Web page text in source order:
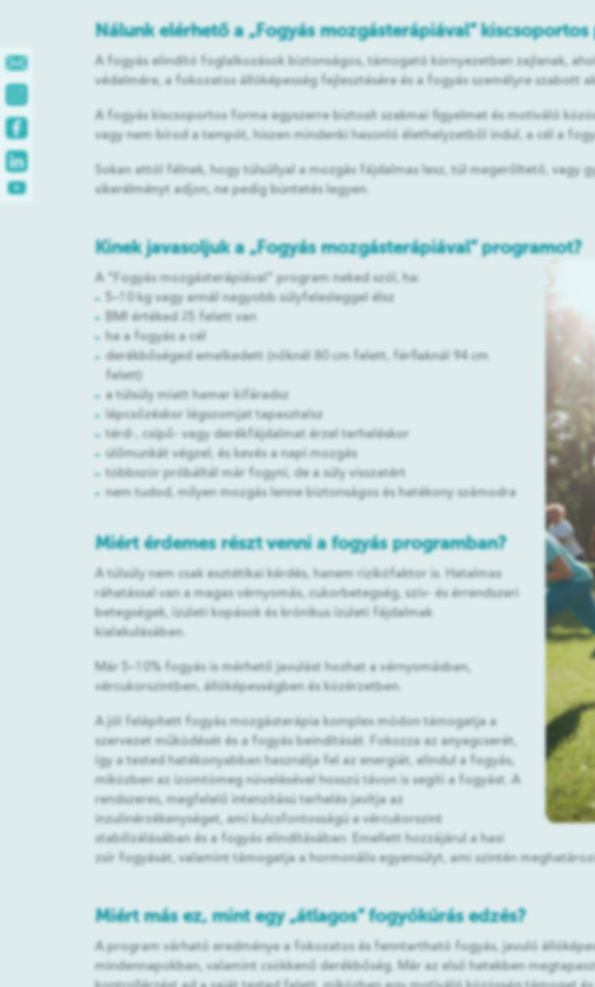
Nálunk elérhető a „Fogyás mozgásterápiával”
A fogyás elindító foglalkozások biztonságos, támogató környezetben zajlanak,
védelmére, a fokozatos állóképesség fejlesztésére és a fogyás személyre szabott
A fogyás kiscsoportos forma egyszerre biztosít szakmai figyelmet és motiváló
vagy nem bírod a tempót, hiszen mindenki hasonló élethelyzetből indul, a cél a
Sokan attól félnek, hogy túlsúllyal a mozgás fájdalmas lesz, túl megerőltető, vagy
sikerélményt adjon, ne pedig büntetés legyen.
Kinek javasoljuk a „Fogyás mozgásterápiával” programot?
A "Fogyás mozgásterápiával" program neked szól, ha:
5–10 kg vagy annál nagyobb súlyfelesleggel élsz
BMI értéked 25 felett van
ha a fogyás a cél
derékbőséged emelkedett (nőknél 80 cm felett, férfiaknál 94 cm
felett)
a túlsúly miatt hamar kifáradsz
lépcsőzéskor légszomjat tapasztalsz
térd-, csípő- vagy derékfájdalmat érzel terheléskor
ülőmunkát végzel, és kevés a napi mozgás
többször próbáltál már fogyni, de a súly visszatért
nem tudod, milyen mozgás lenne biztonságos és hatékony számodra
Miért érdemes részt venni a fogyás programban?
A túlsúly nem csak esztétikai kérdés, hanem rizikófaktor is. Hatalmas
ráhatással van a magas vérnyomás, cukorbetegség, szív- és érrendszeri
betegségek, ízületi kopások és krónikus ízületi fájdalmak
kialakulásában.
Már 5–10% fogyás is mérhető javulást hozhat a vérnyomásban,
vércukorszintben, állóképességben és közérzetben.
A jól felépített fogyás mozgásterápia komplex módon támogatja a
szervezet működését és a fogyás beindítását. Fokozza az anyagcserét,
így a tested hatékonyabban használja fel az energiát, elindul a fogyás,
miközben az izomtömeg növelésével hosszú távon is segíti a fogyást. A
rendszeres, megfelelő intenzitású terhelés javítja az
inzulinérzékenységet, ami kulcsfontosságú a vércukorszint
stabilizálásában és a fogyás elindításában. Emellett hozzájárul a hasi
zsír fogyását, valamint támogatja a hormonális egyensúlyt, ami szintén
Miért más ez, mint egy „átlagos” fogyókúrás edzés?
A program várható eredménye a fokozatos és fenntartható fogyás, javuló
mindennapokban, valamint csökkenő derékbőség. Már az első hetekben